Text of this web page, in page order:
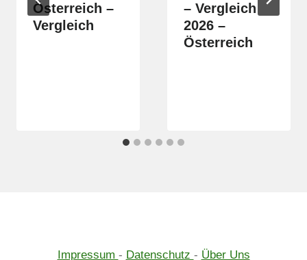
Österreich –
Vergleich
– Vergleich
2026 –
Österreich
Impressum - Datenschutz - Über Uns